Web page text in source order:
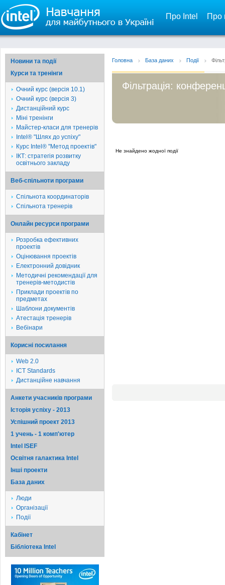
Про Intel Про
Новини та події
Курси та тренінги
Очний курс (версія 10.1)
Очний курс (версія 3)
Дистанційний курс
Міні тренінги
Майстер-класи для тренерів
Intel® "Шлях до успіху"
Курс Intel® "Метод проектів"
ІКТ: стратегія розвитку
освітнього закладу
Веб-спільноти програми
Спільнота координаторів
Спільнота тренерів
Онлайн ресурси програми
Розробка ефективних
проектів
Оцінювання проектів
Електронний довідник
Методичні рекомендації для
тренерів-методистів
Приклади проектів по
предметах
Шаблони документів
Атестація тренерів
Вебінари
Корисні посилання
Web 2.0
ICT Standards
Дистанційне навчання
Анкети учасників програми
Історія успіху - 2013
Успішний проект 2013
1 учень - 1 комп'ютер
Intel ISEF
Освітня галактика Intel
Iншi проекти
База даних
Люди
Організації
Події
Кабінет
Бібліотека Intel
Головна База даних Події
Фільтрація:
Не знайдено жодної події